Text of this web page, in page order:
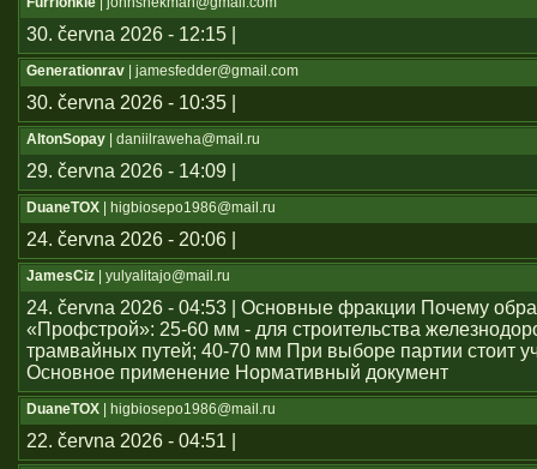
30. června 2026 - 12:15 |
Generationrav | jamesfedder@gmail.com
30. června 2026 - 10:35 |
AltonSopay | daniilraweha@mail.ru
29. června 2026 - 14:09 |
DuaneTOX | higbiosepo1986@mail.ru
24. června 2026 - 20:06 |
JamesCiz | yulyalitajo@mail.ru
24. června 2026 - 04:53 | Основные фракции Почему
«Профстрой»: 25-60 мм - для строительства
трамвайных путей; 40-70 мм При выборе партии стоит
Основное применение Нормативный документ
DuaneTOX | higbiosepo1986@mail.ru
22. června 2026 - 04:51 |